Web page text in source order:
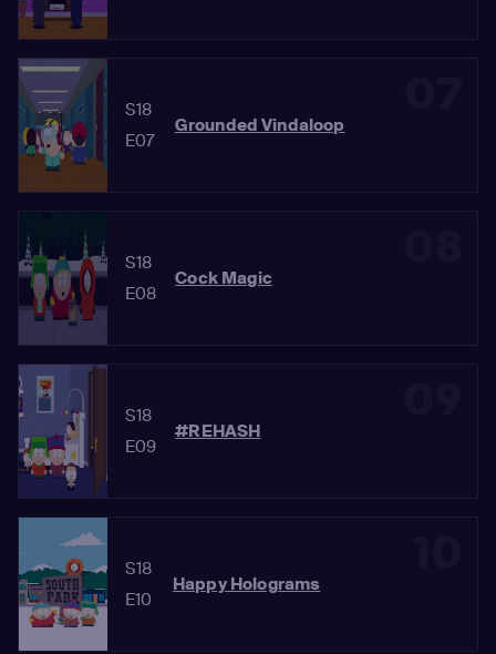
S18
E07
Grounded Vindaloop
S18
E08
Cock Magic
S18
E09
#REHASH
S18
E10
Happy Holograms